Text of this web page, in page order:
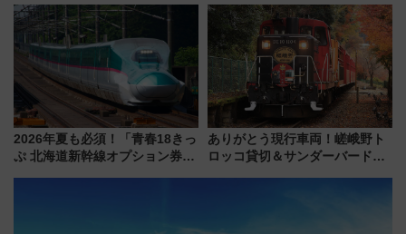
ブ」今秋登場 ―予測不能の恐
怖に泣き叫べ―
ァミリーから大人まで幅広い世
代が一日中楽しる夏のリゾート
を楽しんで
2026年夏も必須！「青春18きっ
ぷ 北海道新幹線オプション券」
ありがとう現行車両！嵯峨野ト
ロッコ貸切＆サンダーバードレ